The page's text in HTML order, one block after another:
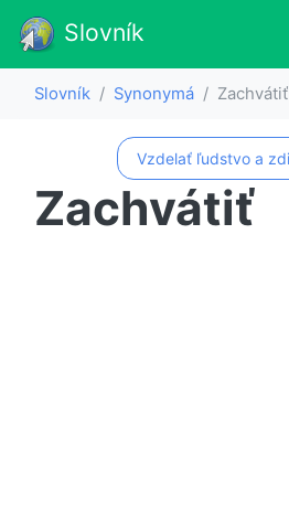
Slovník
Slovník Synonymá Zachvátiť
Vzdelať ľudstvo a
Zachvátiť